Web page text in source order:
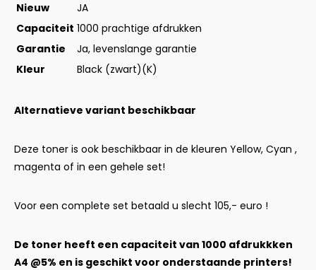
Nieuw
JA
Capaciteit 1000 prachtige afdrukken
Garantie
Ja, levenslange garantie
Kleur
Black (zwart)(K)
Alternatieve variant beschikbaar
Deze toner is ook beschikbaar in de kleuren Yellow, Cyan ,
magenta of in een gehele set!
Voor een complete set betaald u slecht 105,- euro !
De toner heeft een capaciteit van 1000 afdrukkken
A4 @5% en is geschikt voor onderstaande printers!